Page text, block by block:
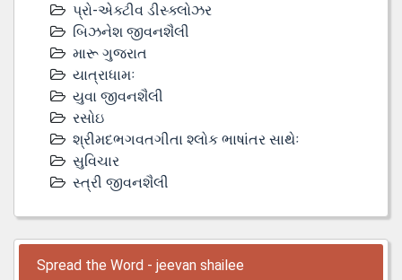
પ્રો-એક્ટીવ ડીસ્‍ક્લોઝર
બિઝનેશ જીવનશૈલી
મારૂ ગુજરાત
યાત્રાધામઃ
યુવા જીવનશૈલી
રસોઇ
શ્રીમદભગવતગીતા શ્લોક ભાષાંતર સાથેઃ
સુવિચાર
સ્ત્રી જીવનશૈલી
Spread the Word - jeevan shailee